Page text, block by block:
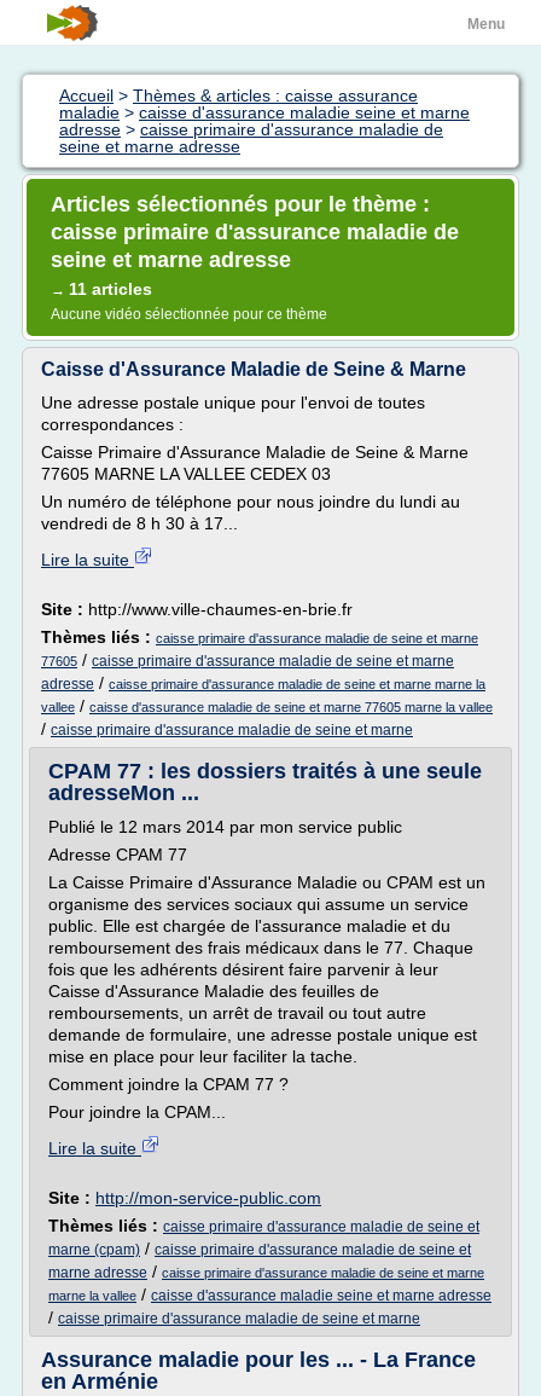
Menu
Accueil > Thèmes & articles : caisse assurance
maladie > caisse d'assurance maladie seine et marne
adresse > caisse primaire d'assurance maladie de
seine et marne adresse
Articles sélectionnés pour le thème :
caisse primaire d'assurance maladie de
seine et marne adresse
→ 11 articles
Aucune vidéo sélectionnée pour ce thème
Caisse d'Assurance Maladie de Seine & Marne
Une adresse postale unique pour l'envoi de toutes
correspondances :
Caisse Primaire d'Assurance Maladie de Seine & Marne
77605 MARNE LA VALLEE CEDEX 03
Un numéro de téléphone pour nous joindre du lundi au
vendredi de 8 h 30 à 17...
Lire la suite
Site : http://www.ville-chaumes-en-brie.fr
Thèmes liés : caisse primaire d'assurance maladie de seine et marne
77605 / caisse primaire d'assurance maladie de seine et marne
adresse / caisse primaire d'assurance maladie de seine et marne marne la
vallee / caisse d'assurance maladie de seine et marne 77605 marne la vallee
/ caisse primaire d'assurance maladie de seine et marne
CPAM 77 : les dossiers traités à une seule
adresseMon ...
Publié le 12 mars 2014 par mon service public
Adresse CPAM 77
La Caisse Primaire d'Assurance Maladie ou CPAM est un
organisme des services sociaux qui assume un service
public. Elle est chargée de l'assurance maladie et du
remboursement des frais médicaux dans le 77. Chaque
fois que les adhérents désirent faire parvenir à leur
Caisse d'Assurance Maladie des feuilles de
remboursements, un arrêt de travail ou tout autre
demande de formulaire, une adresse postale unique est
mise en place pour leur faciliter la tache.
Comment joindre la CPAM 77 ?
Pour joindre la CPAM...
Lire la suite
Site : http://mon-service-public.com
Thèmes liés : caisse primaire d'assurance maladie de seine et
marne (cpam) / caisse primaire d'assurance maladie de seine et
marne adresse / caisse primaire d'assurance maladie de seine et marne
marne la vallee / caisse d'assurance maladie seine et marne adresse
/ caisse primaire d'assurance maladie de seine et marne
Assurance maladie pour les ... - La France
en Arménie